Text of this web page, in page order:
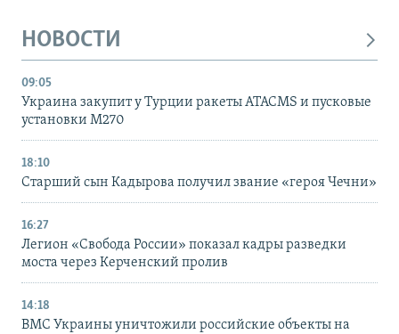
НОВОСТИ
09:05
Украина закупит у Турции ракеты ATACMS и пусковые
установки M270
18:10
Старший сын Кадырова получил звание «героя Чечни»
16:27
Легион «Свобода России» показал кадры разведки
моста через Керченский пролив
14:18
ВМС Украины уничтожили российские объекты на